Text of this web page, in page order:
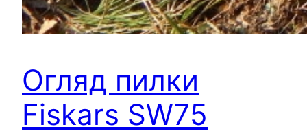
Огляд пилки
Fiskars SW75